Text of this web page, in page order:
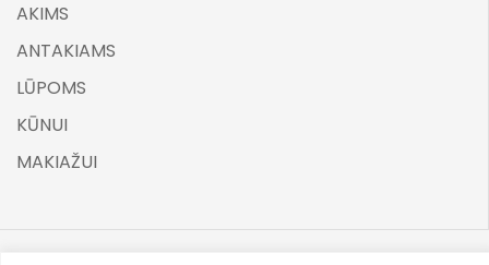
AKIMS
ANTAKIAMS
LŪPOMS
KŪNUI
MAKIAŽUI